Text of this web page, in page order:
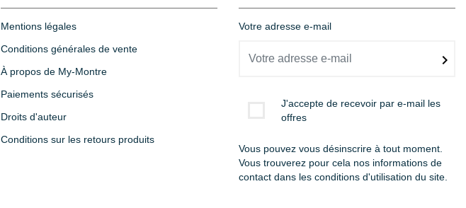
Mentions légales
Conditions générales de vente
À propos de My-Montre
Paiements sécurisés
Droits d'auteur
Conditions sur les retours produits
Votre adresse e-mail
J'accepte de recevoir par e-mail les
offres
Vous pouvez vous désinscrire à tout moment.
Vous trouverez pour cela nos informations de
contact dans les conditions d'utilisation du site.